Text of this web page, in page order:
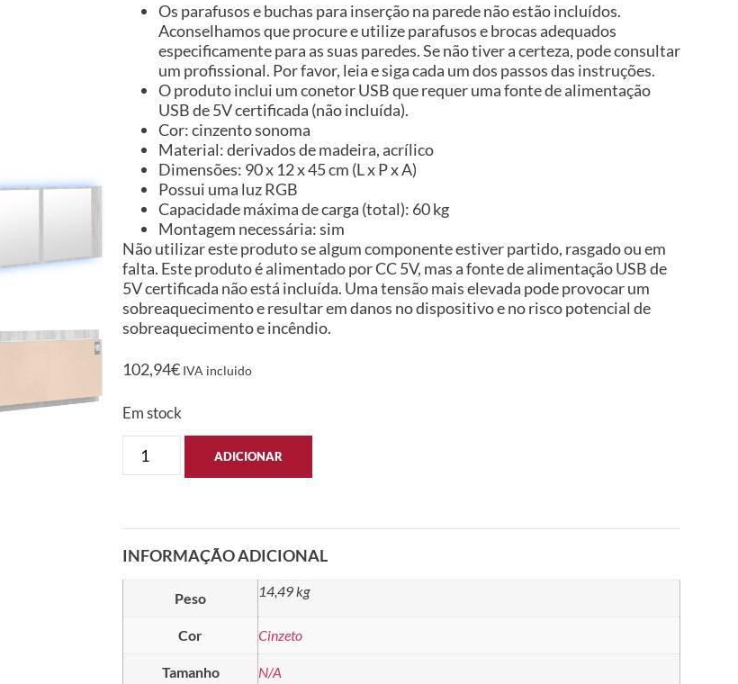
Os parafusos e buchas para inserção na parede não estão incluídos.
Aconselhamos que procure e utilize parafusos e brocas adequados
especificamente para as suas paredes. Se não tiver a certeza, pode consultar
um profissional. Por favor, leia e siga cada um dos passos das instruções.
O produto inclui um conetor USB que requer uma fonte de alimentação
USB de 5V certificada (não incluída).
Cor: cinzento sonoma
Material: derivados de madeira, acrílico
Dimensões: 90 x 12 x 45 cm (L x P x A)
Possui uma luz RGB
Capacidade máxima de carga (total): 60 kg
Montagem necessária: sim
Não utilizar este produto se algum componente estiver partido, rasgado ou em
falta. Este produto é alimentado por CC 5V, mas a fonte de alimentação USB de
5V certificada não está incluída. Uma tensão mais elevada pode provocar um
sobreaquecimento e resultar em danos no dispositivo e no risco potencial de
sobreaquecimento e incêndio.
102,94€ IVA incluido
Em stock
ADICIONAR
INFORMAÇÃO ADICIONAL
Peso 14,49 kg
Cor Cinzeto
Tamanho N/A